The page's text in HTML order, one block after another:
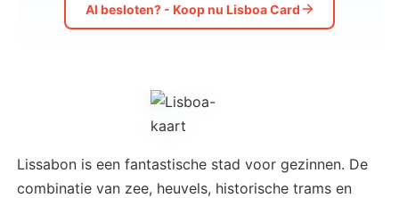
Al besloten? - Koop nu Lisboa Card
Lissabon is een fantastische stad voor gezinnen. De
combinatie van zee, heuvels, historische trams en